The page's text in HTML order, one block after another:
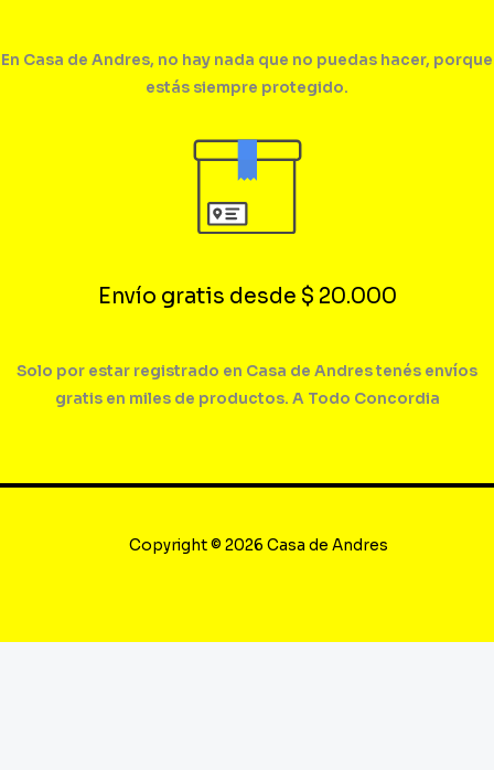
En Casa de Andres, no hay nada que no puedas hacer, porque
estás siempre protegido.
Envío gratis desde $ 20.000
Solo por estar registrado en Casa de Andres tenés envíos
gratis en miles de productos. A Todo Concordia
Copyright © 2026 Casa de Andres